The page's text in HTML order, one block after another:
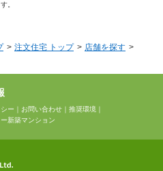
。
注文住宅 トップ
店舗を探す
ー ｜ お問い合わせ ｜ 推奨環境 ｜
新築マンション